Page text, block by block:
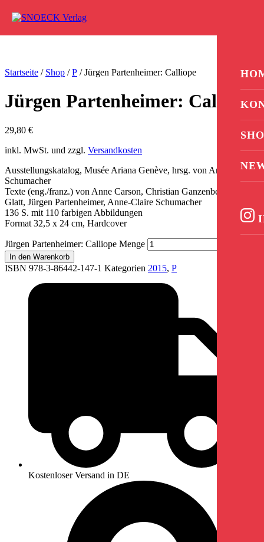
Startseite / Shop /P / Jürgen Partenheimer: Calliope
Jürgen Partenheimer: Calliope
29,80 €
inkl. MwSt. und zzgl. Versandkosten
Ausstellungskatalog, Musée Ariana Genève, hrsg. von Anne-Claire
Schumacher
Texte (eng./franz.) von Anne Carson, Christian Ganzenberg, Bruno
Glatt, Jürgen Partenheimer, Anne-Claire Schumacher
136 S. mit 110 farbigen Abbildungen
Format 32,5 x 24 cm, Hardcover
Jürgen Partenheimer: Calliope Menge
In den Warenkorb
ISBN 978-3-86442-147-1 Kategorien 2015, P
Kostenloser Versand in DE